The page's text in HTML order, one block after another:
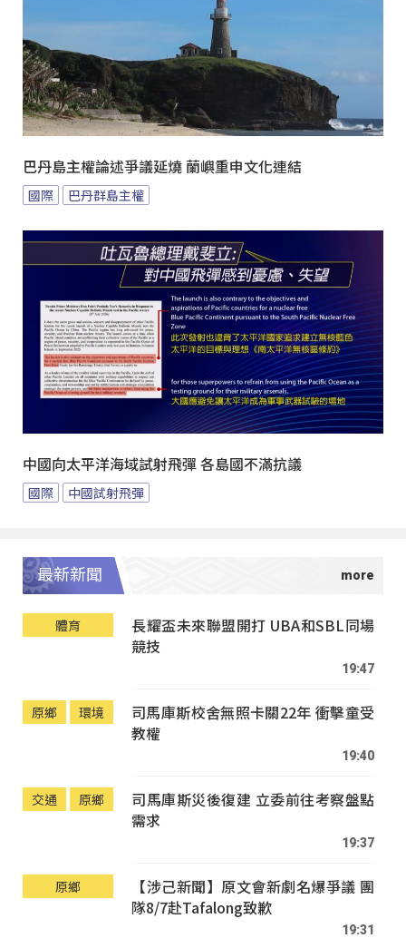
巴丹島主權論述爭議延燒 蘭嶼重申文化連結
國際 巴丹群島主權
中國向太平洋海域試射飛彈 各島國不滿抗議
國際 中國試射飛彈
最新新聞
體育
長耀盃未來聯盟開打 UBA和SBL同場
競技
19:47
原鄉 環境
司馬庫斯校舍無照卡關22年 衝擊童受
教權
19:40
交通 原鄉
司馬庫斯災後復建 立委前往考察盤點
需求
19:37
原鄉
【涉己新聞】原文會新劇名爆爭議 團
隊8/7赴Tafalong致歉
19:31